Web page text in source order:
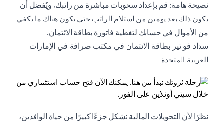
نصيحة هامة: قم بإعداد سحوبات مباشرة من راتبك، ويُفضل أن
يكون ذلك بعد يومين من استلام الراتب حتى يكون هناك ما يكفي
من الأموال في حسابك لتغطية فاتورة بطاقة الائتمان.
سداد فواتير بطاقة الائتمان في مكتب صرافة في الإمارات
العربية المتحدة
نظرًا لأن التحويلات المالية تشكل جزءًا كبيرًا من حياة الوافدين،